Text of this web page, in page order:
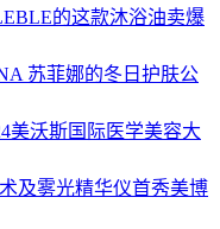
的这款沐浴油卖爆
苏菲娜的冬日护肤公
美沃斯国际医学美容大
及雾光精华仪首秀美博